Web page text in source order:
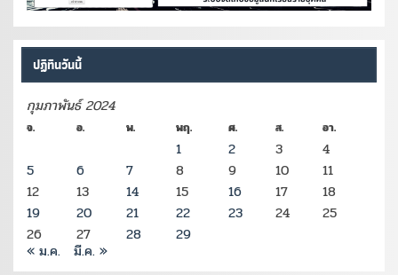
ปฏิทินวันนี้
กุมภาพันธ์ 2024
จ. อ. พ. พฤ. ศ. ส. อา.
1 2 3
4
5
6 7 8 9 10
11
12
13 14 15 16 17
18
19
20 21 22 23 24
25
26
27 28 29
« ม.ค. มี.ค. »